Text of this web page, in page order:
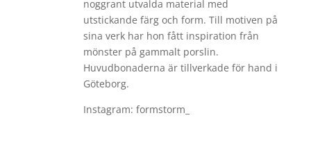
noggrant utvalda material med
utstickande färg och form. Till motiven på
sina verk har hon fått inspiration från
mönster på gammalt porslin.
Huvudbonaderna är tillverkade för hand i
Göteborg.
Instagram: formstorm_